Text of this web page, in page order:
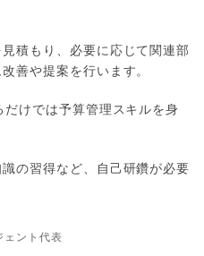
積もり、必要に応じて関連部
善や提案を行います。
だけでは予算管理スキルを身
の習得など、自己研鑽が必要
ェント代表